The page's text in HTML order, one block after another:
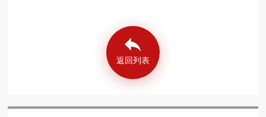
返回列表